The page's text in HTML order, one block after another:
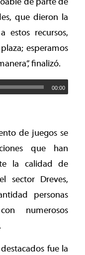
que dieron la
estos recursos,
esperamos
finalizó.
00:00
de juegos se
que han
la calidad de
sector Dreves,
personas
numerosos
fue la